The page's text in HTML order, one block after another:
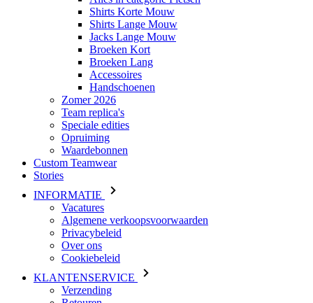
Shirts Korte Mouw
Shirts Lange Mouw
Jacks Lange Mouw
Broeken Kort
Broeken Lang
Accessoires
Handschoenen
Zomer 2026
Team replica's
Speciale edities
Opruiming
Waardebonnen
Custom Teamwear
Stories
INFORMATIE
Vacatures
Algemene verkoopsvoorwaarden
Privacybeleid
Over ons
Cookiebeleid
KLANTENSERVICE
Verzending